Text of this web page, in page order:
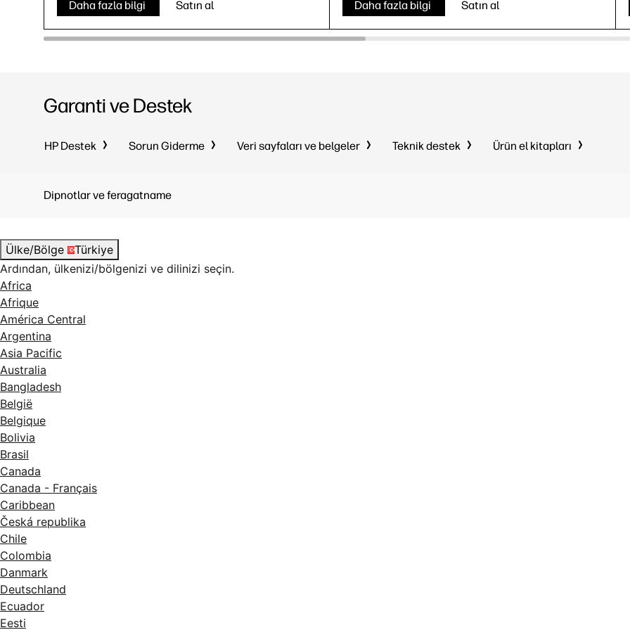
Daha fazla bilgi Satın al Daha fazla bilgi Satın al
Garanti ve Destek
HP Destek Sorun Giderme Veri sayfaları ve belgeler Teknik destek Ürün el kitapları
Dipnotlar ve feragatname
Ülke/Bölge
Türkiye
Ardından, ülkenizi/bölgenizi ve dilinizi seçin.
Africa
Afrique
América Central
Argentina
Asia Pacific
Australia
Bangladesh
België
Belgique
Bolivia
Brasil
Canada
Canada - Français
Caribbean
Česká republika
Chile
Colombia
Danmark
Deutschland
Ecuador
Eesti